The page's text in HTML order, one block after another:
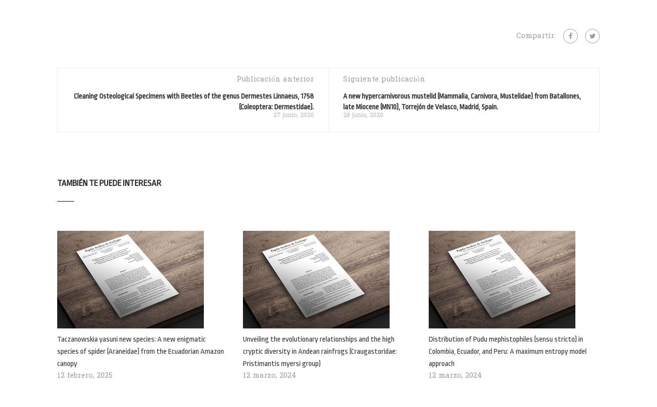
Compartir:
Publicación anterior
Cleaning Osteological Specimens with Beetles of the genus Dermestes Linnaeus, 1758
(Coleoptera: Dermestidae).
27 junio, 2020
Siguiente publicación
A new hypercarnivorous mustelid (Mammalia, Carnivora, Mustelidae) from Batallones,
late Miocene (MN10), Torrejón de Velasco, Madrid, Spain.
28 junio, 2020
TAMBIÉN TE PUEDE INTERESAR
Taczanowskia yasuni new species: A new enigmatic
species of spider (Araneidae) from the Ecuadorian Amazon
canopy
12 febrero, 2025
Unveiling the evolutionary relationships and the high
cryptic diversity in Andean rainfrogs (Craugastoridae:
Pristimantis myersi group)
12 marzo, 2024
Distribution of Pudu mephistophiles (sensu stricto) in
Colombia, Ecuador, and Peru: A maximum entropy model
approach
12 marzo, 2024